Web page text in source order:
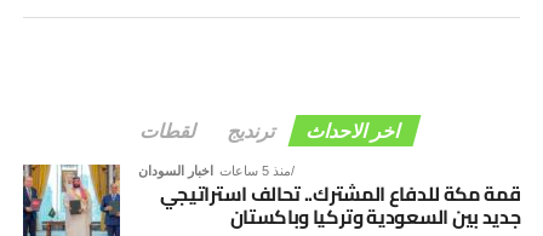
اخر الاحداث ترنديج لقطات
اخبار السودان منذ 5 ساعات
قمة مكة للدفاع المشترك.. تحالف استراتيجي
جديد بين السعودية وتركيا وباكستان